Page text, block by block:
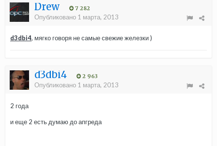
Drew 7 282
Опубликовано 1 марта, 2013
d3dbi4, мягко говоря не самые свежие железки )
d3dbi4 2 963
Опубликовано 1 марта, 2013
2 года
и еще 2 есть думаю до апгреда